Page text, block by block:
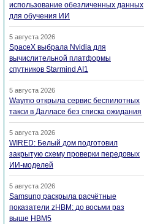
использование обезличенных данных
для обучения ИИ
5 августа 2026
SpaceX выбрала Nvidia для
вычислительной платформы
спутников Starmind AI1
5 августа 2026
Waymo открыла сервис беспилотных
такси в Далласе без списка ожидания
5 августа 2026
WIRED: Белый дом подготовил
закрытую схему проверки передовых
ИИ-моделей
5 августа 2026
Samsung раскрыла расчётные
показатели zHBM: до восьми раз
выше HBM5